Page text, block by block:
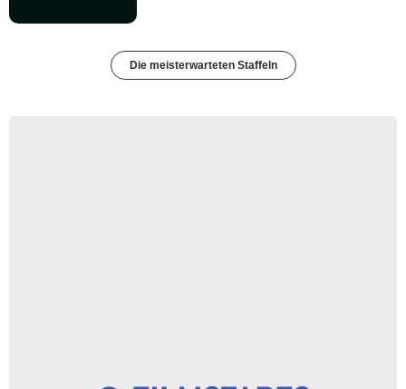
Die meisterwarteten Staffeln